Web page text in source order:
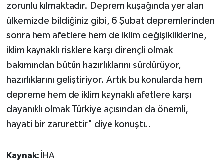
zorunlu kılmaktadır. Deprem kuşağında yer alan
ülkemizde bildiğiniz gibi, 6 Şubat depremlerinden
sonra hem afetlere hem de iklim değişikliklerine,
iklim kaynaklı risklere karşı dirençli olmak
bakımından bütün hazırlıklarını sürdürüyor,
hazırlıklarını geliştiriyor. Artık bu konularda hem
depreme hem de iklim kaynaklı afetlere karşı
dayanıklı olmak Türkiye açısından da önemli,
hayati bir zarurettir" diye konuştu.
Kaynak: İHA